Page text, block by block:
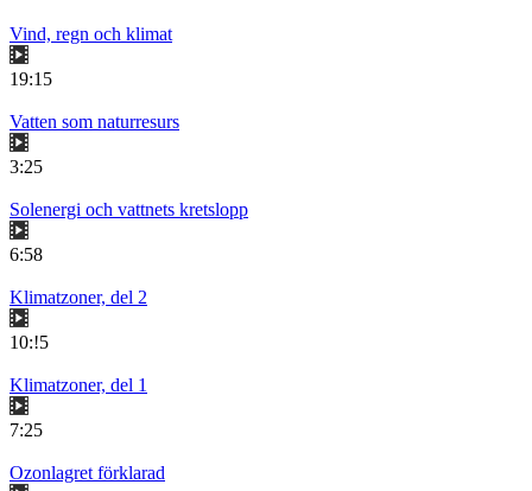
Vind, regn och klimat
19:15
Vatten som naturresurs
3:25
Solenergi och vattnets kretslopp
6:58
Klimatzoner, del 2
10:!5
Klimatzoner, del 1
7:25
Ozonlagret förklarad